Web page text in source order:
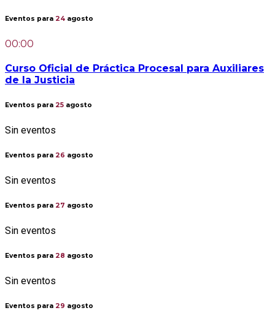
Eventos para 24 agosto
00:00
Curso Oficial de Práctica Procesal para Auxiliares
de la Justicia
Eventos para 25 agosto
Sin eventos
Eventos para 26 agosto
Sin eventos
Eventos para 27 agosto
Sin eventos
Eventos para 28 agosto
Sin eventos
Eventos para 29 agosto